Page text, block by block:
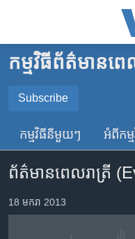
គេហទំព័រ​
ទាក់ទង
រំលង​
ទំព័រ​
ព័ត៌មាន​​
តែ​
ម្តង
កម្ពុជា
អន្តរជាតិ
ចិន
ហេឡូវីអូអេ
កម្ពុជាច្នៃប្រតិដ្ឋ
កម្មវិធី​ព័ត៌មាន​ពេ
Subscribe
កម្មវិធី​នីមួយៗ អំពី​កម្
ព័ត៌មានពេលរាត្រី
18 មករា 2013